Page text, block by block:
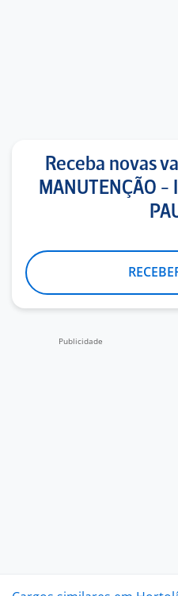
Receba novas
MANUTENÇÃO -